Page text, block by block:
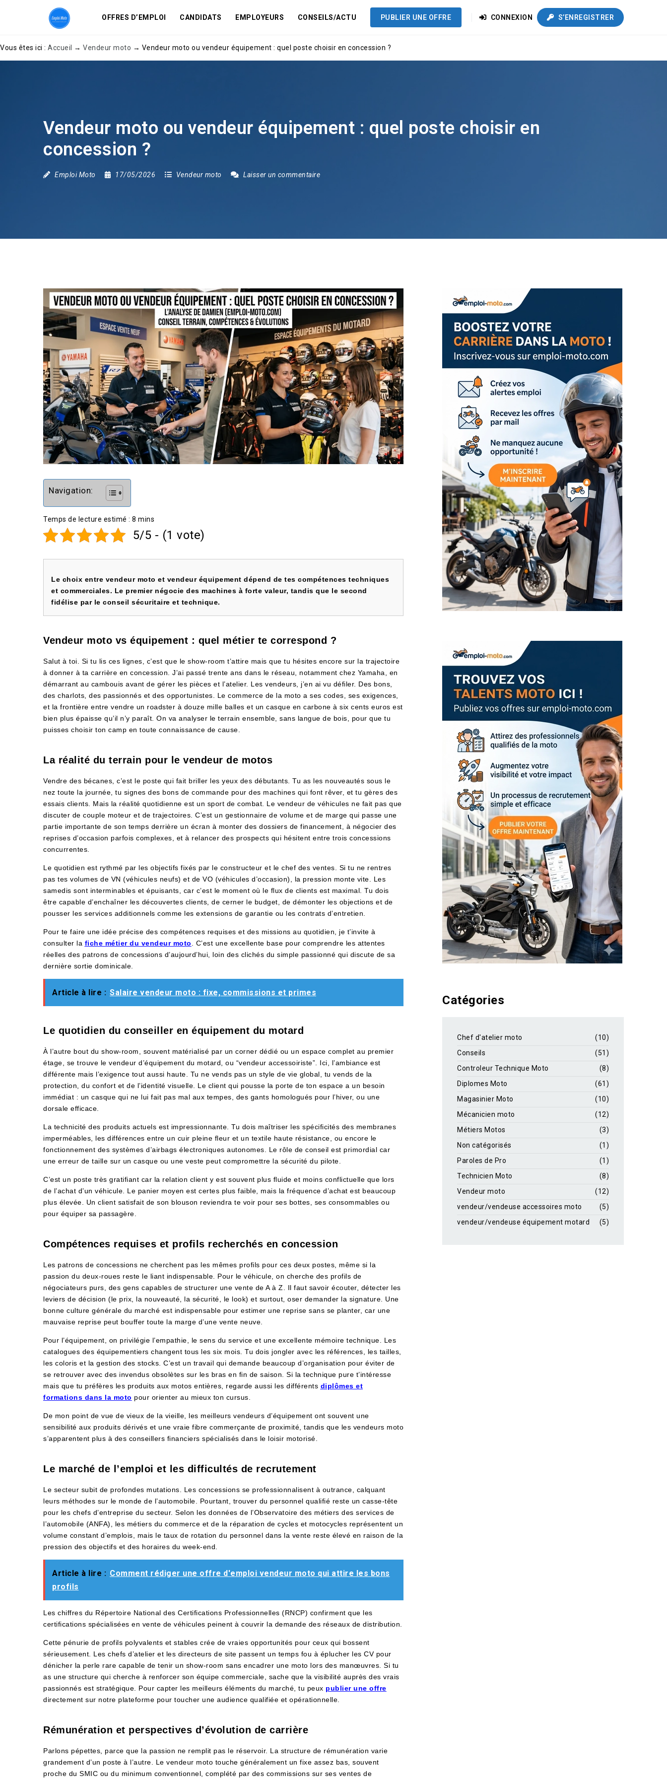
OFFRES D’EMPLOI CANDIDATS EMPLOYEURS CONSEILS/ACTU PUBLIER UNE OFFRE CONNEXION S’ENREGISTRER
Vous êtes ici : Accueil → Vendeur moto → Vendeur moto ou vendeur équipement : quel poste choisir en concession ?
Vendeur moto ou vendeur équipement : quel poste choisir en
concession ?
Emploi Moto 17/05/2026 Vendeur moto Laisser un commentaire
Catégories
Chef d'atelier moto
(10)
Conseils
(51)
Controleur Technique Moto
(8)
Diplomes Moto
(61)
Magasinier Moto
(10)
Mécanicien moto
(12)
Métiers Motos
(3)
Non catégorisés
(1)
Paroles de Pro
(1)
Technicien Moto
(8)
Vendeur moto
(12)
vendeur/vendeuse accessoires moto
(5)
vendeur/vendeuse équipement motard
(5)
Navigation:
5/5 - (1 vote)
Le choix entre vendeur moto et vendeur équipement dépend de tes compétences techniques
et commerciales. Le premier négocie des machines à forte valeur, tandis que le second
fidélise par le conseil sécuritaire et technique.
Vendeur moto vs équipement : quel métier te correspond ?
Salut à toi. Si tu lis ces lignes, c’est que le show-room t’attire mais que tu hésites encore sur la trajectoire
à donner à ta carrière en concession. J’ai passé trente ans dans le réseau, notamment chez Yamaha, en
démarrant au cambouis avant de gérer les pièces et l’atelier. Les vendeurs, j’en ai vu défiler. Des bons,
des charlots, des passionnés et des opportunistes. Le commerce de la moto a ses codes, ses exigences,
et la frontière entre vendre un roadster à douze mille balles et un casque en carbone à six cents euros est
bien plus épaisse qu’il n’y paraît. On va analyser le terrain ensemble, sans langue de bois, pour que tu
puisses choisir ton camp en toute connaissance de cause.
La réalité du terrain pour le vendeur de motos
Vendre des bécanes, c’est le poste qui fait briller les yeux des débutants. Tu as les nouveautés sous le
nez toute la journée, tu signes des bons de commande pour des machines qui font rêver, et tu gères des
essais clients. Mais la réalité quotidienne est un sport de combat. Le vendeur de véhicules ne fait pas que
discuter de couple moteur et de trajectoires. C’est un gestionnaire de volume et de marge qui passe une
partie importante de son temps derrière un écran à monter des dossiers de financement, à négocier des
reprises d’occasion parfois complexes, et à relancer des prospects qui hésitent entre trois concessions
concurrentes.
Le quotidien est rythmé par les objectifs fixés par le constructeur et le chef des ventes. Si tu ne rentres
pas tes volumes de VN (véhicules neufs) et de VO (véhicules d’occasion), la pression monte vite. Les
samedis sont interminables et épuisants, car c’est le moment où le flux de clients est maximal. Tu dois
être capable d’enchaîner les découvertes clients, de cerner le budget, de démonter les objections et de
pousser les services additionnels comme les extensions de garantie ou les contrats d’entretien.
Pour te faire une idée précise des compétences requises et des missions au quotidien, je t’invite à
consulter la fiche métier du vendeur moto . C’est une excellente base pour comprendre les attentes
réelles des patrons de concessions d’aujourd’hui, loin des clichés du simple passionné qui discute de sa
dernière sortie dominicale.
Article à lire : Salaire vendeur moto : fixe, commissions et primes
Le quotidien du conseiller en équipement du motard
À l’autre bout du show-room, souvent matérialisé par un corner dédié ou un espace complet au premier
étage, se trouve le vendeur d’équipement du motard, ou “vendeur accessoiriste”. Ici, l’ambiance est
différente mais l’exigence tout aussi haute. Tu ne vends pas un style de vie global, tu vends de la
protection, du confort et de l’identité visuelle. Le client qui pousse la porte de ton espace a un besoin
immédiat : un casque qui ne lui fait pas mal aux tempes, des gants homologués pour l’hiver, ou une
dorsale efficace.
La technicité des produits actuels est impressionnante. Tu dois maîtriser les spécificités des membranes
imperméables, les différences entre un cuir pleine fleur et un textile haute résistance, ou encore le
fonctionnement des systèmes d’airbags électroniques autonomes. Le rôle de conseil est primordial car
une erreur de taille sur un casque ou une veste peut compromettre la sécurité du pilote.
C’est un poste très gratifiant car la relation client y est souvent plus fluide et moins conflictuelle que lors
de l’achat d’un véhicule. Le panier moyen est certes plus faible, mais la fréquence d’achat est beaucoup
plus élevée. Un client satisfait de son blouson reviendra te voir pour ses bottes, ses consommables ou
pour équiper sa passagère.
Compétences requises et profils recherchés en concession
Les patrons de concessions ne cherchent pas les mêmes profils pour ces deux postes, même si la
passion du deux-roues reste le liant indispensable. Pour le véhicule, on cherche des profils de
négociateurs purs, des gens capables de structurer une vente de A à Z. Il faut savoir écouter, détecter les
leviers de décision (le prix, la nouveauté, la sécurité, le look) et surtout, oser demander la signature. Une
bonne culture générale du marché est indispensable pour estimer une reprise sans se planter, car une
mauvaise reprise peut bouffer toute la marge d’une vente neuve.
Pour l’équipement, on privilégie l’empathie, le sens du service et une excellente mémoire technique. Les
catalogues des équipementiers changent tous les six mois. Tu dois jongler avec les références, les tailles,
les coloris et la gestion des stocks. C’est un travail qui demande beaucoup d’organisation pour éviter de
se retrouver avec des invendus obsolètes sur les bras en fin de saison. Si la technique pure t’intéresse
mais que tu préfères les produits aux motos entières, regarde aussi les différents diplômes et
formations dans la moto pour orienter au mieux ton cursus.
De mon point de vue de vieux de la vieille, les meilleurs vendeurs d’équipement ont souvent une
sensibilité aux produits dérivés et une vraie fibre commerçante de proximité, tandis que les vendeurs moto
s’apparentent plus à des conseillers financiers spécialisés dans le loisir motorisé.
Le marché de l’emploi et les difficultés de recrutement
Le secteur subit de profondes mutations. Les concessions se professionnalisent à outrance, calquant
leurs méthodes sur le monde de l’automobile. Pourtant, trouver du personnel qualifié reste un casse-tête
pour les chefs d’entreprise du secteur. Selon les données de l’Observatoire des métiers des services de
l’automobile (ANFA), les métiers du commerce et de la réparation de cycles et motocycles représentent un
volume constant d’emplois, mais le taux de rotation du personnel dans la vente reste élevé en raison de la
pression des objectifs et des horaires du week-end.
Article à lire : Comment rédiger une offre d'emploi vendeur moto qui attire les bons
profils
Les chiffres du Répertoire National des Certifications Professionnelles (RNCP) confirment que les
certifications spécialisées en vente de véhicules peinent à couvrir la demande des réseaux de distribution.
Cette pénurie de profils polyvalents et stables crée de vraies opportunités pour ceux qui bossent
sérieusement. Les chefs d’atelier et les directeurs de site passent un temps fou à éplucher les CV pour
dénicher la perle rare capable de tenir un show-room sans encadrer une moto lors des manœuvres. Si tu
as une structure qui cherche à renforcer son équipe commerciale, sache que la visibilité auprès des vrais
passionnés est stratégique. Pour capter les meilleurs éléments du marché, tu peux publier une offre
directement sur notre plateforme pour toucher une audience qualifiée et opérationnelle.
Rémunération et perspectives d’évolution de carrière
Parlons pépettes, parce que la passion ne remplit pas le réservoir. La structure de rémunération varie
grandement d’un poste à l’autre. Le vendeur moto touche généralement un fixe assez bas, souvent
proche du SMIC ou du minimum conventionnel, complété par des commissions sur ses ventes de